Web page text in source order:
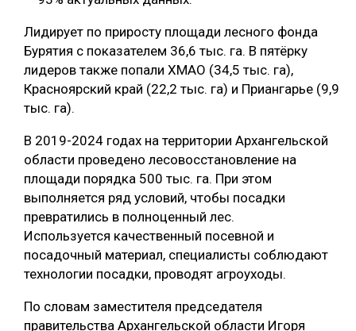
ДЕРЕВЯННОЕ ДОМОСТРОЕНИЕ
БЕЗОПАСНОЕ ПРОИЗВОДСТВО
СУШКА ДРЕВЕСИНЫ
Лидирует по приросту площади лесного фонда
Бурятия с показателем 36,6 тыс. га. В пятёрку
лидеров также попали ХМАО (34,5 тыс. га),
Красноярский край (22,2 тыс. га) и Приангарье (9,9
тыс. га).
В 2019-2024 годах на территории Архангельской
области проведено лесовосстановление на
площади порядка 500 тыс. га. При этом
выполняется ряд условий, чтобы посадки
превратились в полноценный лес.
Используется качественный посевной и
посадочный материал, специалисты соблюдают
технологии посадки, проводят агроуходы.
По словам заместителя председателя
правительства Архангельской области Игоря